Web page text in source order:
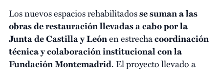
Los nuevos espacios rehabilitadosse suman a las
obras de restauración llevadas a cabo por la
Junta de Castilla y Leónen estrechacoordinación
técnica y colaboración institucional con la
Fundación Montemadrid. El proyecto llevado a